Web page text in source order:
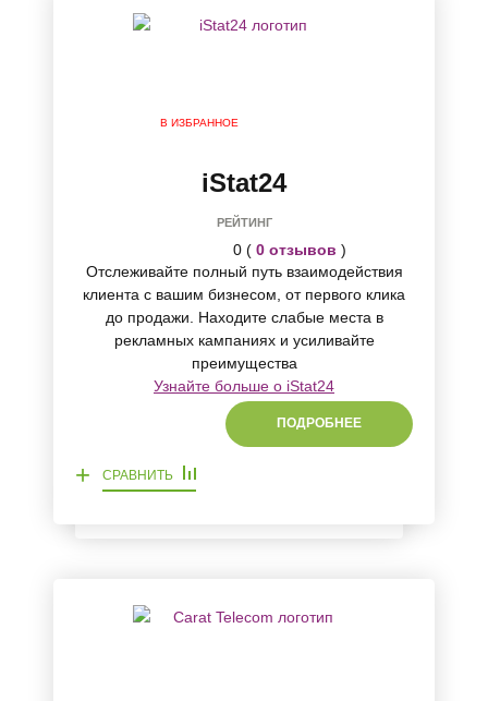
В ИЗБРАННОЕ
iStat24
РЕЙТИНГ
0 ( 0 отзывов )
Отслеживайте полный путь взаимодействия
клиента с вашим бизнесом, от первого клика
до продажи. Находите слабые места в
рекламных кампаниях и усиливайте
преимущества
Узнайте больше о iStat24
ПОДРОБНЕЕ
+ СРАВНИТЬ